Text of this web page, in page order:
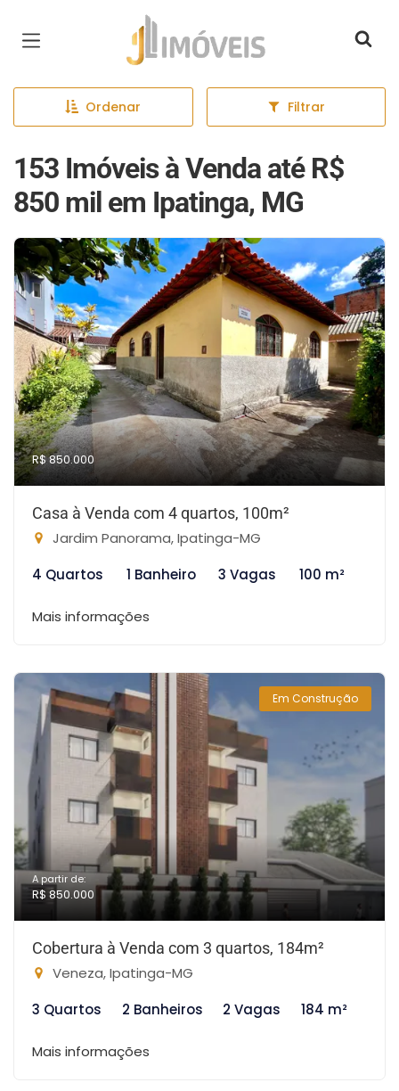
Página inicial
Ordenar Filtrar
153 Imóveis à Venda até R$
850 mil em Ipatinga, MG
R$ 850.000
Casa à Venda com 4 quartos, 100m²
Jardim Panorama, Ipatinga-MG
4 Quartos
1 Banheiro 3 Vagas 100 m²
Mais informações
Em Construção
A partir de:
R$ 850.000
Cobertura à Venda com 3 quartos, 184m²
Veneza, Ipatinga-MG
3 Quartos
2 Banheiros 2 Vagas 184 m²
Mais informações